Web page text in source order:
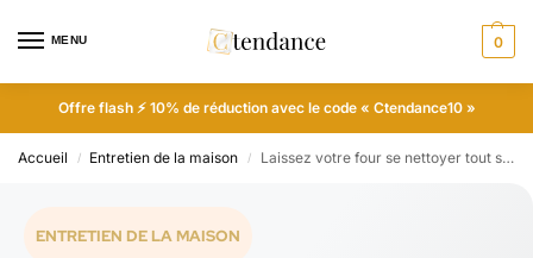
MENU 0
Offre flash ⚡ 10% de réduction avec le code « Ctendance10 »
Accueil / Entretien de la maison / Laissez votre four se nettoyer tout seul pendant votre sommeil grâce à cette astuce miracle !
ENTRETIEN DE LA MAISON